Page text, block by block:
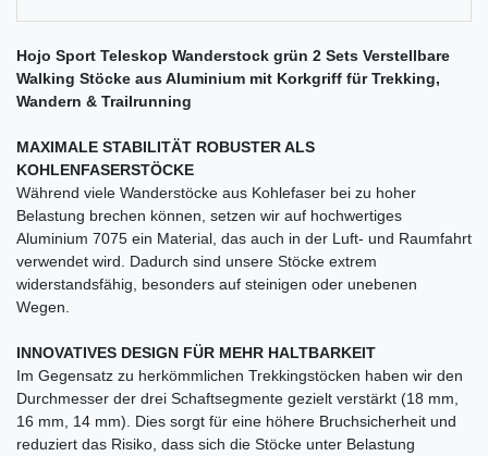
Hojo Sport Teleskop Wanderstock grün 2 Sets Verstellbare
Walking Stöcke aus Aluminium mit Korkgriff für Trekking,
Wandern & Trailrunning
MAXIMALE STABILITÄT ROBUSTER ALS
KOHLENFASERSTÖCKE
Während viele Wanderstöcke aus Kohlefaser bei zu hoher
Belastung brechen können, setzen wir auf hochwertiges
Aluminium 7075 ein Material, das auch in der Luft- und Raumfahrt
verwendet wird. Dadurch sind unsere Stöcke extrem
widerstandsfähig, besonders auf steinigen oder unebenen
Wegen.
INNOVATIVES DESIGN FÜR MEHR HALTBARKEIT
Im Gegensatz zu herkömmlichen Trekkingstöcken haben wir den
Durchmesser der drei Schaftsegmente gezielt verstärkt (18 mm,
16 mm, 14 mm). Dies sorgt für eine höhere Bruchsicherheit und
reduziert das Risiko, dass sich die Stöcke unter Belastung